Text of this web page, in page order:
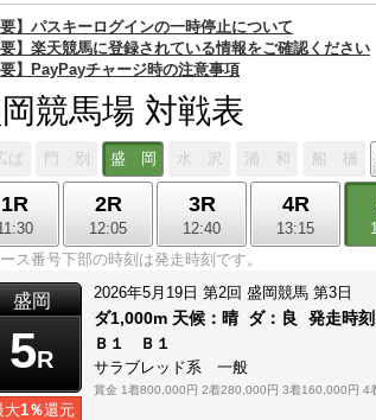
要】パスキーログインの一時停止について
要】楽天競馬に登録されている情報をご確認ください
要】PayPayチャージ時の注意事項
競馬場 対戦表
ば 門 別 盛 岡 水 沢 浦 和 船 橋
1R 2R
12:05
3R
12:40
4R
13:15
ス番号下部の時刻は発走時刻です。
盛岡
5R
大1％還元
2026年5月19日 第2回 盛岡競馬 第3日
ダ1,000m 天候： 晴 ダ： 良 発走時刻
Ｂ１ Ｂ１
サラブレッド系 一般
賞金 1着800,000円 2着280,000円 3着160,000円 4